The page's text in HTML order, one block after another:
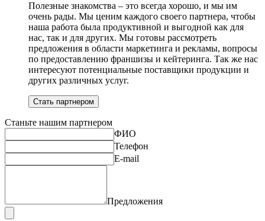
Полезные знакомства – это всегда хорошо, и мы им
очень рады. Мы ценим каждого своего партнера, чтобы
наша работа была продуктивной и выгодной как для
нас, так и для других. Мы готовы рассмотреть
предложения в области маркетинга и рекламы, вопросы
по предоставлению франшизы и кейтеринга. Так же нас
интересуют потенциальные поставщики продукции и
других различных услуг.
Стать партнером
Станьте нашим партнером
ФИО
Телефон
E-mail
Предложения